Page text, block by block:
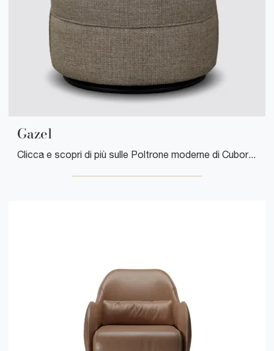
Gazel
Clicca e scopri di più sulle Poltrone moderne di Cuborosso! Molteplici modelli in tessuto, come Gazel, ti aspettano.